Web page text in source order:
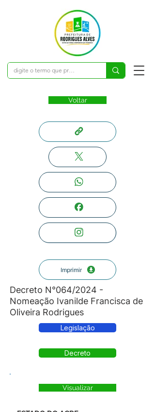
Voltar
Imprimir
Decreto N°064/2024 -
Nomeação Ivanilde Francisca de
Oliveira Rodrigues
Legislação
Decreto
Visualizar